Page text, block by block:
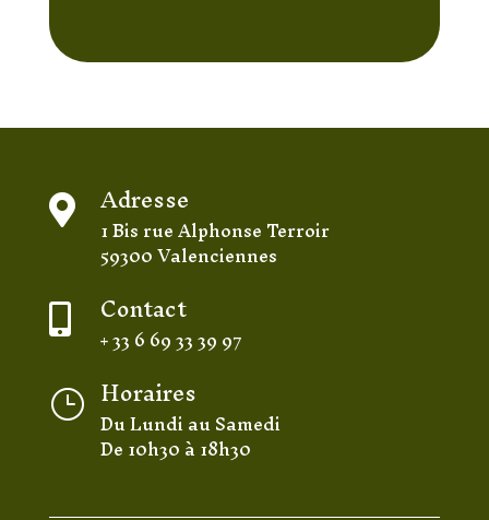
 Adresse
1 Bis rue Alphonse Terroir
59300 Valenciennes
 Contact
+ 33 6 69 33 39 97
} Horaires
Du Lundi au Samedi
De 10h30 à 18h30